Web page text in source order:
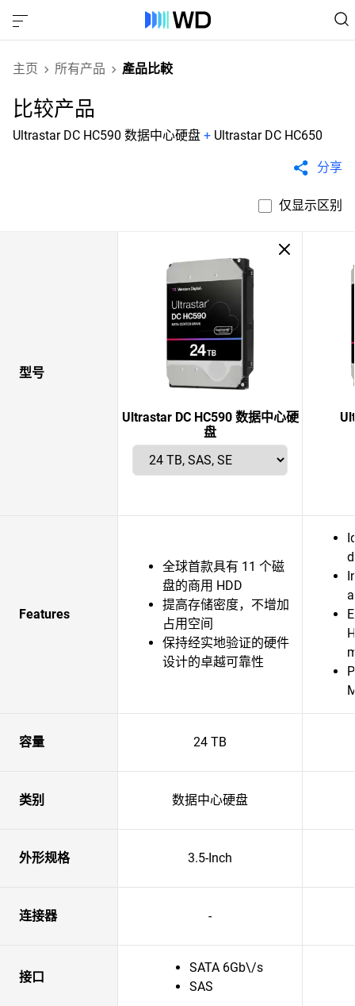
主页 所有产品 產品比較
比较产品
Ultrastar DC HC590 数据中心硬盘 + Ultrastar DC HC650
分享
仅显示区别
型号
Ultrastar DC HC590 数据中心硬
盘
Features
全球首款具有 11 个磁
盘的商用 HDD
提高存储密度，不增加
占用空间
保持经实地验证的硬件
设计的卓越可靠性
容量 24 TB
类别 数据中心硬盘
外形规格 3.5-Inch
连接器 -
接口
SATA 6Gb\/s
SAS